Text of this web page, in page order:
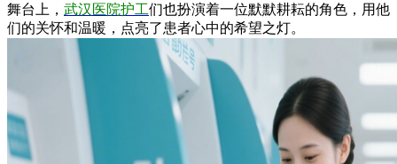
舞台上， 武汉医院护工们也扮演着一位默默耕耘的角色，用他
们的关怀和温暖，点亮了患者心中的希望之灯。